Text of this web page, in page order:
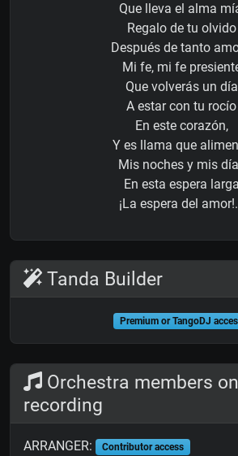
Que lleva el alma
Regalo de tu olvido
Después de tanto
Mi fe, mi fe
Que volverás un día
A estar con tu rocío
En este corazón,
Y es llama que
Mis noches y mis
En esta espera larga
¡La espera del
Tanda Builder
Premium or TangoDJ
Orchestra members
recording
ARRANGER: Contributor access